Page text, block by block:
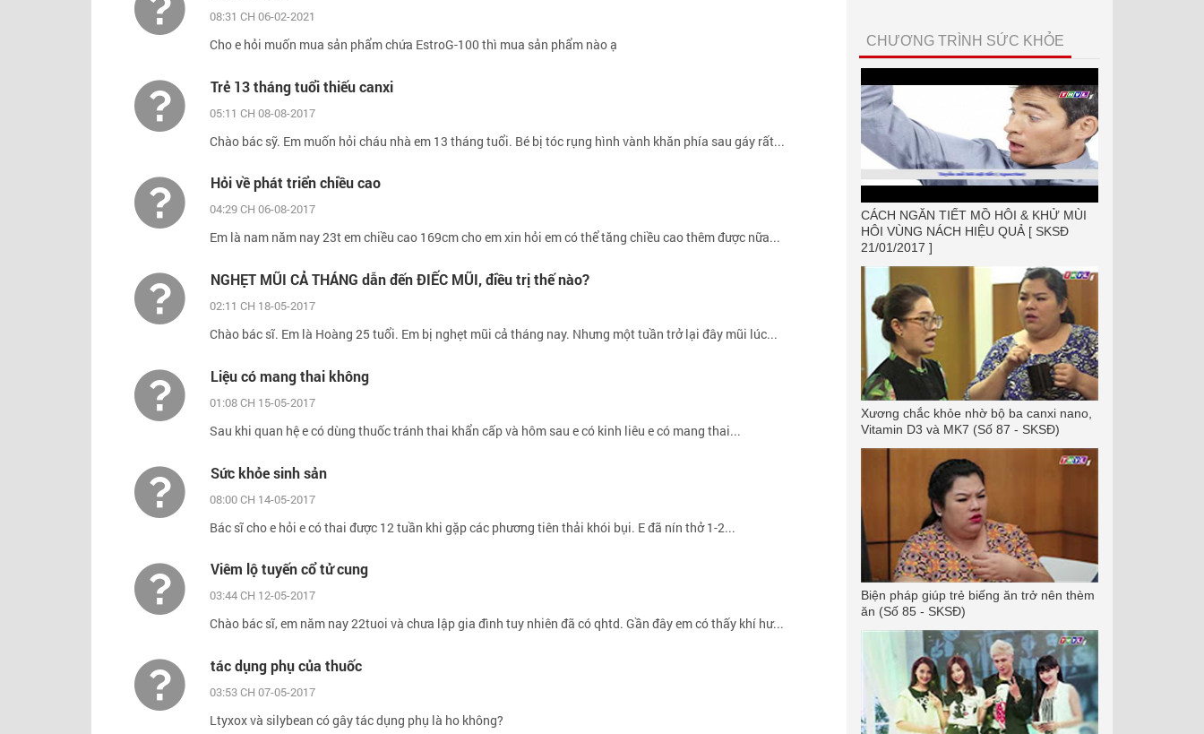
08:31 CH 06-02-2021
Cho e hỏi muốn mua sản phẩm chứa EstroG-100 thì mua sản phẩm nào ạ
Trẻ 13 tháng tuổi thiếu canxi
05:11 CH 08-08-2017
Chào bác sỹ. Em muốn hỏi cháu nhà em 13 tháng tuổi. Bé bị tóc rụng hình vành khăn phía sau gáy rất...
Hỏi về phát triển chiều cao
04:29 CH 06-08-2017
Em là nam năm nay 23t em chiều cao 169cm cho em xin hỏi em có thể tăng chiều cao thêm được nữa...
NGHẸT MŨI CẢ THÁNG dẫn đến ĐIẾC MŨI, điều trị thế nào?
02:11 CH 18-05-2017
Chào bác sĩ. Em là Hoàng 25 tuổi. Em bị nghẹt mũi cả tháng nay. Nhưng một tuần trở lại đây mũi lúc...
Liệu có mang thai không
01:08 CH 15-05-2017
Sau khi quan hệ e có dùng thuốc tránh thai khẩn cấp và hôm sau e có kinh liêu e có mang thai...
Sức khỏe sinh sản
08:00 CH 14-05-2017
Bác sĩ cho e hỏi e có thai được 12 tuần khi gặp các phương tiên thải khói bụi. E đã nín thở 1-2...
Viêm lộ tuyến cổ tử cung
03:44 CH 12-05-2017
Chào bác sĩ, em năm nay 22tuoi và chưa lập gia đình tuy nhiên đã có qhtd. Gần đây em có thấy khí hư...
tác dụng phụ của thuốc
03:53 CH 07-05-2017
Ltyxox và silybean có gây tác dụng phụ là ho không?
CHƯƠNG TRÌNH SỨC KHỎE
CÁCH NGĂN TIẾT MỒ HÔI & KHỬ MÙI
HÔI VÙNG NÁCH HIỆU QUẢ [ SKSĐ
21/01/2017 ]
Xương chắc khỏe nhờ bộ ba canxi nano,
Vitamin D3 và MK7 (Số 87 - SKSĐ)
Biện pháp giúp trẻ biếng ăn trở nên thèm
ăn (Số 85 - SKSĐ)